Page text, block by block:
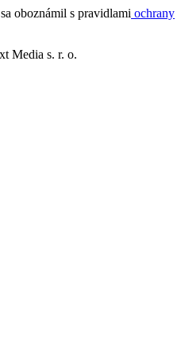
oboznámil s pravidlami ochrany
Media s. r. o.